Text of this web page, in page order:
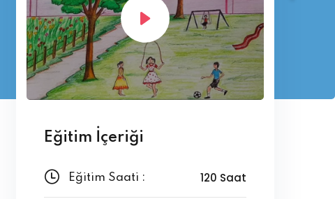
Eğitim İçeriği
Eğitim Saati : 120 Saat